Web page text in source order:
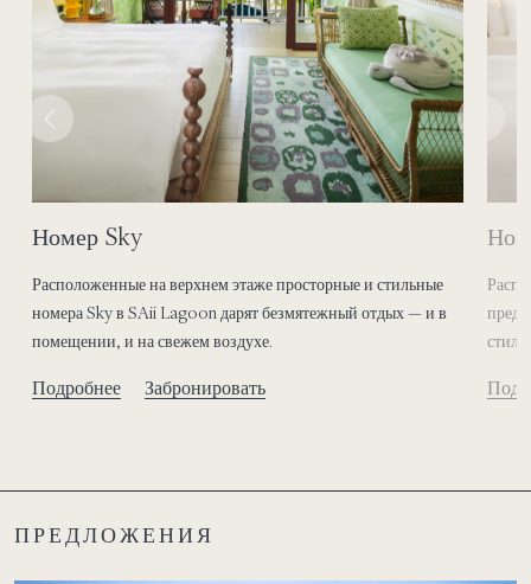
Номер Sky
Расположенные на верхнем этаже просторные и стильные
номера Sky в SAii Lagoon дарят безмятежный отдых — и в
помещении, и на свежем воздухе.
Подробнее Забронировать
ПРЕДЛОЖЕНИЯ